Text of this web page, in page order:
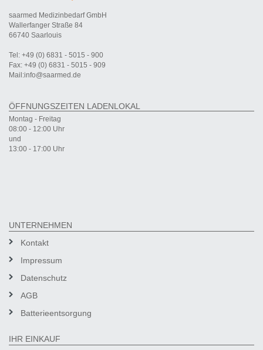
saarmed Medizinbedarf GmbH
Wallerfanger Straße 84
66740 Saarlouis
Tel: +49 (0) 6831 - 5015 - 900
Fax: +49 (0) 6831 - 5015 - 909
Mail:info@saarmed.de
ÖFFNUNGSZEITEN LADENLOKAL
Montag - Freitag
08:00 - 12:00 Uhr
und
13:00 - 17:00 Uhr
UNTERNEHMEN
Kontakt
Impressum
Datenschutz
AGB
Batterieentsorgung
IHR EINKAUF